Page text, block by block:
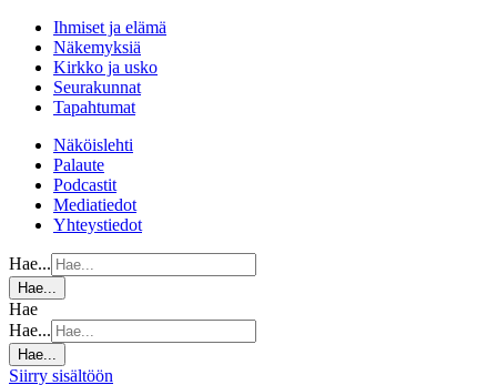
Ihmiset ja elämä
Näkemyksiä
Kirkko ja usko
Seurakunnat
Tapahtumat
Näköislehti
Palaute
Podcastit
Mediatiedot
Yhteystiedot
Hae...
Hae...
Hae
Hae...
Hae...
Siirry sisältöön